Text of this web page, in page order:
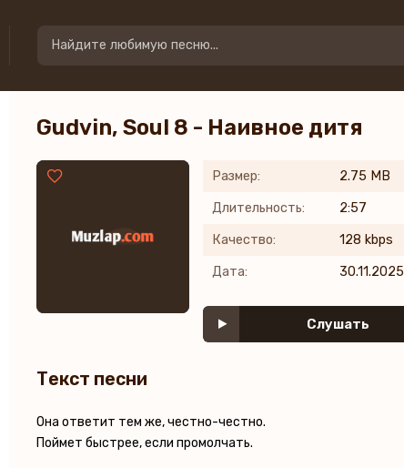
Gudvin, Soul 8 - Наивное дитя
Размер: 2.75 MB
Длительность: 2:57
Качество: 128 kbps
Дата: 30.11.2025
Слушать
Текст песни
Она ответит тем же, честно-честно.
Поймет быстрее, если промолчать.